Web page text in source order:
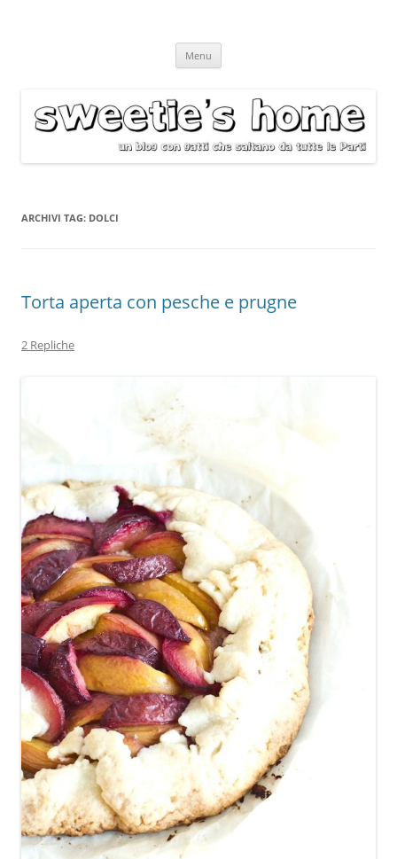
Menu
ARCHIVI TAG: DOLCI
Torta aperta con pesche e prugne
2 Repliche